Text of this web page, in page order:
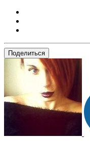
Поделиться